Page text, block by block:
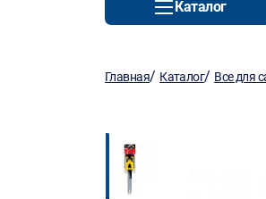
Каталог
Главная/ Каталог/ Все для